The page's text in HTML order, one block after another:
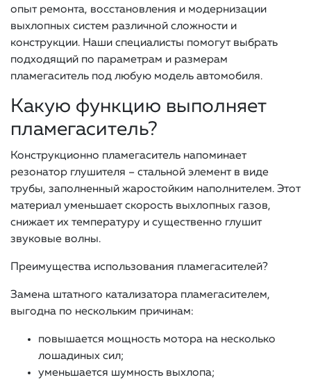
опыт ремонта, восстановления и модернизации
выхлопных систем различной сложности и
конструкции. Наши специалисты помогут выбрать
подходящий по параметрам и размерам
пламегаситель под любую модель автомобиля.
Какую функцию выполняет
пламегаситель?
Конструкционно пламегаситель напоминает
резонатор глушителя – стальной элемент в виде
трубы, заполненный жаростойким наполнителем. Этот
материал уменьшает скорость выхлопных газов,
снижает их температуру и существенно глушит
звуковые волны.
Преимущества использования пламегасителей?
Замена штатного катализатора пламегасителем,
выгодна по нескольким причинам:
повышается мощность мотора на несколько
лошадиных сил;
уменьшается шумность выхлопа;